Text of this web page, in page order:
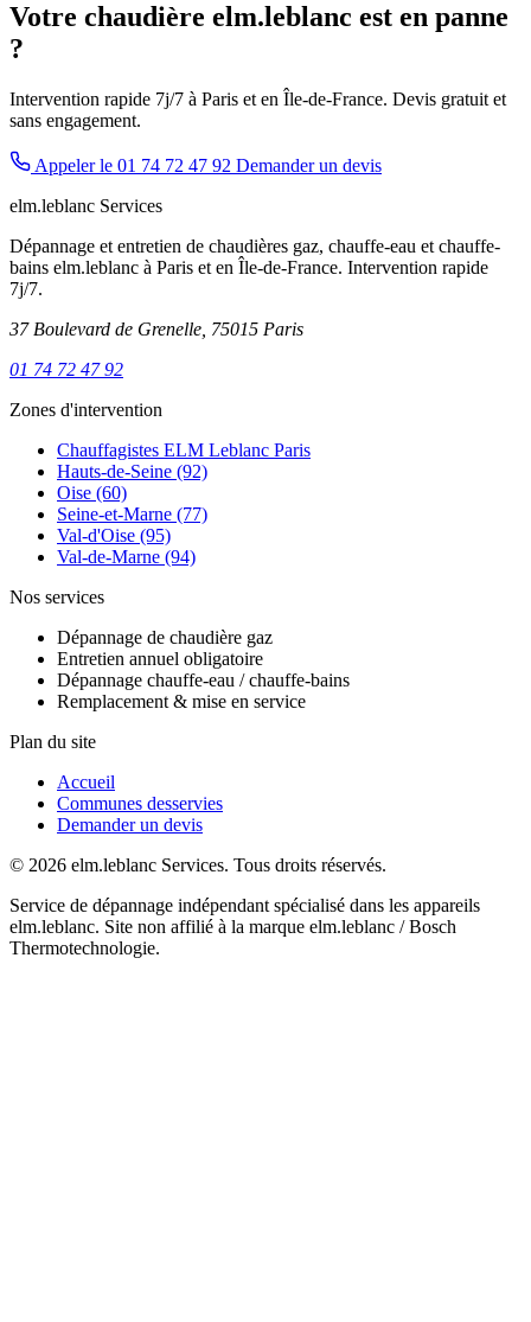
Votre chaudière elm.leblanc est en panne
?
Intervention rapide 7j/7 à Paris et en Île-de-France. Devis gratuit et
sans engagement.
Appeler le 01 74 72 47 92 Demander un devis
elm.leblanc Services
Dépannage et entretien de chaudières gaz, chauffe-eau et chauffe-
bains elm.leblanc à Paris et en Île-de-France. Intervention rapide
7j/7.
37 Boulevard de Grenelle, 75015 Paris
01 74 72 47 92
Zones d'intervention
Chauffagistes ELM Leblanc Paris
Hauts-de-Seine (92)
Oise (60)
Seine-et-Marne (77)
Val-d'Oise (95)
Val-de-Marne (94)
Nos services
Dépannage de chaudière gaz
Entretien annuel obligatoire
Dépannage chauffe-eau / chauffe-bains
Remplacement & mise en service
Plan du site
Accueil
Communes desservies
Demander un devis
© 2026 elm.leblanc Services. Tous droits réservés.
Service de dépannage indépendant spécialisé dans les appareils
elm.leblanc. Site non affilié à la marque elm.leblanc / Bosch
Thermotechnologie.